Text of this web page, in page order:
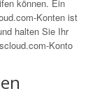
können. Ein
Konten ist
halten Sie Ihr
Konto